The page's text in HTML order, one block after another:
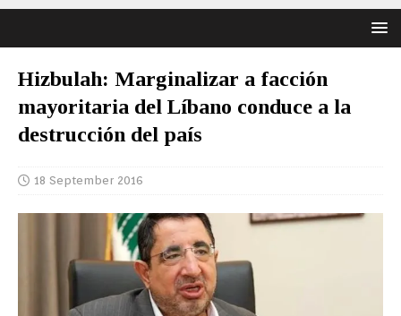
Hizbulah: Marginalizar a facción
mayoritaria del Líbano conduce a la
destrucción del país
18 September 2016